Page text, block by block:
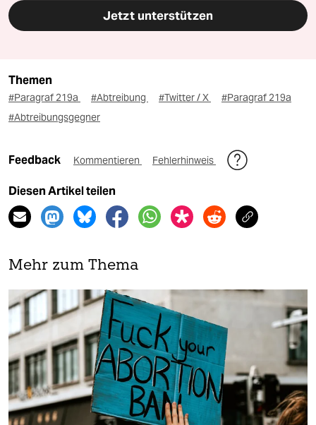
Jetzt unterstützen
Themen
#Paragraf 219a #Abtreibung #Twitter / X
#Paragraf 219a
#Abtreibungsgegner
Feedback Kommentieren Fehlerhinweis
Diesen Artikel teilen
Mehr zum Thema